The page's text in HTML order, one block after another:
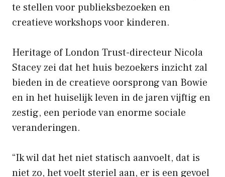
te stellen voor publieksbezoeken en
creatieve workshops voor kinderen.
Heritage of London Trust-directeur Nicola
Stacey zei dat het huis bezoekers inzicht zal
bieden in de creatieve oorsprong van Bowie
en in het huiselijk leven in de jaren vijftig en
zestig, een periode van enorme sociale
veranderingen.
“Ik wil dat het niet statisch aanvoelt, dat is
niet zo, het voelt steriel aan, er is een gevoel